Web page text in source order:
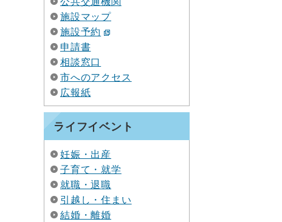
施設マップ
施設予約
申請書
相談窓口
市へのアクセス
広報紙
ライフイベント
妊娠・出産
子育て・就学
就職・退職
引越し・住まい
結婚・離婚